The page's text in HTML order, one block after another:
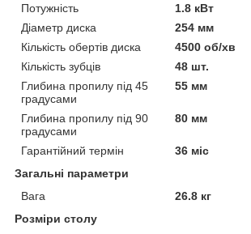
Потужність
1.8 кВт
Діаметр диска
254 мм
Кількість обертів диска
4500 об/хв
Кількість зубців
48 шт.
Глибина пропилу під 45
градусами
55 мм
Глибина пропилу під 90
градусами
80 мм
Гарантійний термін
36 міс
Загальні параметри
Вага
26.8 кг
Розміри столу